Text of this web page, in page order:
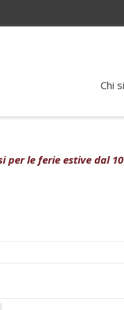
Chi
le ferie estive dal